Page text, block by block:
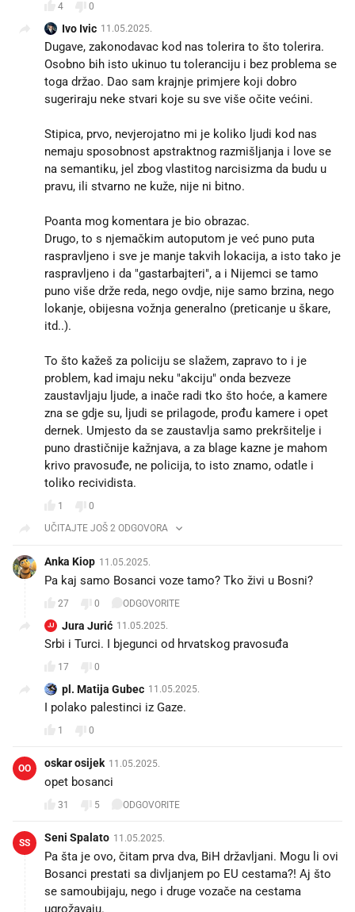
4 0
Ivo Ivic 11.05.2025.
Dugave, zakonodavac kod nas tolerira to što tolerira.
Osobno bih isto ukinuo tu toleranciju i bez problema se
toga držao. Dao sam krajnje primjere koji dobro
sugeriraju neke stvari koje su sve više očite većini.
Stipica, prvo, nevjerojatno mi je koliko ljudi kod nas
nemaju sposobnost apstraktnog razmišljanja i love se
na semantiku, jel zbog vlastitog narcisizma da budu u
pravu, ili stvarno ne kuže, nije ni bitno.
Poanta mog komentara je bio obrazac.
Drugo, to s njemačkim autoputom je već puno puta
raspravljeno i sve je manje takvih lokacija, a isto tako je
raspravljeno i da "gastarbajteri", a i Nijemci se tamo
puno više drže reda, nego ovdje, nije samo brzina, nego
lokanje, obijesna vožnja generalno (preticanje u škare,
itd..).
To što kažeš za policiju se slažem, zapravo to i je
problem, kad imaju neku "akciju" onda bezveze
zaustavljaju ljude, a inače radi tko što hoće, a kamere
zna se gdje su, ljudi se prilagode, prođu kamere i opet
dernek. Umjesto da se zaustavlja samo prekršitelje i
puno drastičnije kažnjava, a za blage kazne je mahom
krivo pravosuđe, ne policija, to isto znamo, odatle i
toliko recividista.
1
0
UČITAJTE JOŠ 2 ODGOVORA
Anka Kiop 11.05.2025.
Pa kaj samo Bosanci voze tamo? Tko živi u Bosni?
27 0 ODGOVORITE
JJ Jura Jurić 11.05.2025.
Srbi i Turci. I bjegunci od hrvatskog pravosuđa
17 0
pl. Matija Gubec 11.05.2025.
I polako palestinci iz Gaze.
1 0
OO oskar osijek 11.05.2025.
opet bosanci
31 5 ODGOVORITE
SS Seni Spalato 11.05.2025.
Pa šta je ovo, čitam prva dva, BiH državljani. Mogu li ovi
Bosanci prestati sa divljanjem po EU cestama?! Aj što
se samoubijaju, nego i druge vozače na cestama
ugrožavaju.